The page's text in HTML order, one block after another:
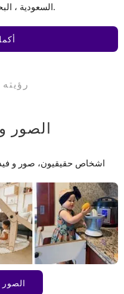
السعودية ، البحرين، الكويت وعمان.
الصور
اشخاص حقيقيون، صور و
الصور